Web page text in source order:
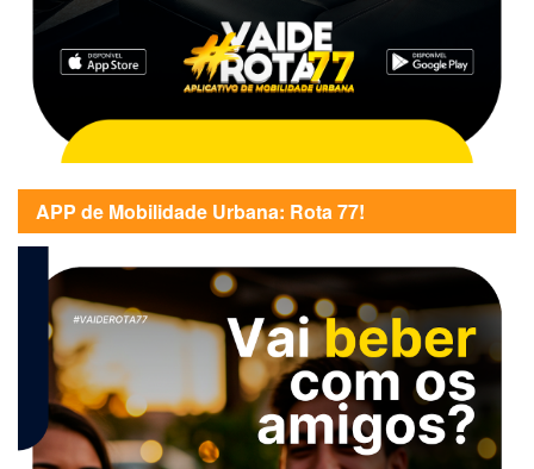
APP de Mobilidade Urbana: Rota 77!